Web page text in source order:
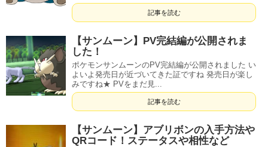
記事を読む
【サンムーン】PV完結編が公開されま
した！
ポケモンサンムーンのPV完結編が公開されました い
よいよ発売日が近づいてきた証ですね 発売日が楽し
みですね★ PVをまだ見...
記事を読む
【サンムーン】アブリボンの入手方法や
QRコード！ステータスや相性など